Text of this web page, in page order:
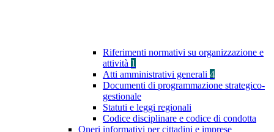
Riferimenti normativi su organizzazione e
attività 1
Atti amministrativi generali 4
Documenti di programmazione strategico-
gestionale
Statuti e leggi regionali
Codice disciplinare e codice di condotta
Oneri informativi per cittadini e imprese